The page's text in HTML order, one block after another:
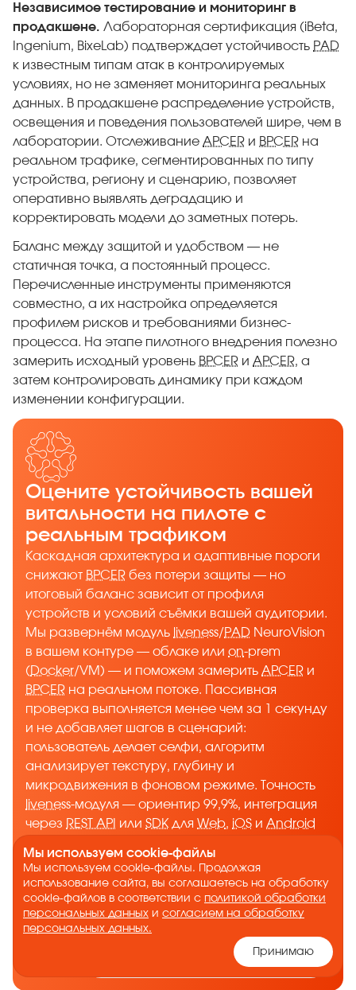
Независимое тестирование и мониторинг в
продакшене. Лабораторная сертификация (iBeta,
Ingenium, BixeLab) подтверждает устойчивость PAD
к известным типам атак в контролируемых
условиях, но не заменяет мониторинга реальных
данных. В продакшене распределение устройств,
освещения и поведения пользователей шире, чем в
лаборатории. Отслеживание APCER и BPCER на
реальном трафике, сегментированных по типу
устройства, региону и сценарию, позволяет
оперативно выявлять деградацию и
корректировать модели до заметных потерь.
Баланс между защитой и удобством — не
статичная точка, а постоянный процесс.
Перечисленные инструменты применяются
совместно, а их настройка определяется
профилем рисков и требованиями бизнес-
процесса. На этапе пилотного внедрения полезно
замерить исходный уровень BPCER и APCER, а
затем контролировать динамику при каждом
изменении конфигурации.
Оцените устойчивость вашей
витальности на пилоте с
реальным трафиком
Каскадная архитектура и адаптивные пороги
снижают BPCER без потери защиты — но
итоговый баланс зависит от профиля
устройств и условий съёмки вашей аудитории.
Мы развернём модуль liveness/PAD NeuroVision
в вашем контуре — облаке или on-prem
( Docker/VM) — и поможем замерить APCER и
BPCER на реальном потоке. Пассивная
проверка выполняется менее чем за 1 секунду
и не добавляет шагов в сценарий:
пользователь делает селфи, алгоритм
анализирует текстуру, глубину и
микродвижения в фоновом режиме. Точность
liveness-модуля — ориентир 99,9%, интеграция
через REST API или SDK для Web, iOS и Android
Тестовый период — до 1 месяца: по его итогам
вы получите картину реальных показателей на
вашем трафике и сможете принять решение
на основе данных, а не деклараций.
Запросить пилот liveness-модуля
Мы используем cookie-файлы
Мы используем cookie-файлы. Продолжая
использование сайта, вы соглашаетесь на обработку
cookie-файлов в соответствии с политикой обработки
персональных данных и согласием на обработку
персональных данных.
Принимаю